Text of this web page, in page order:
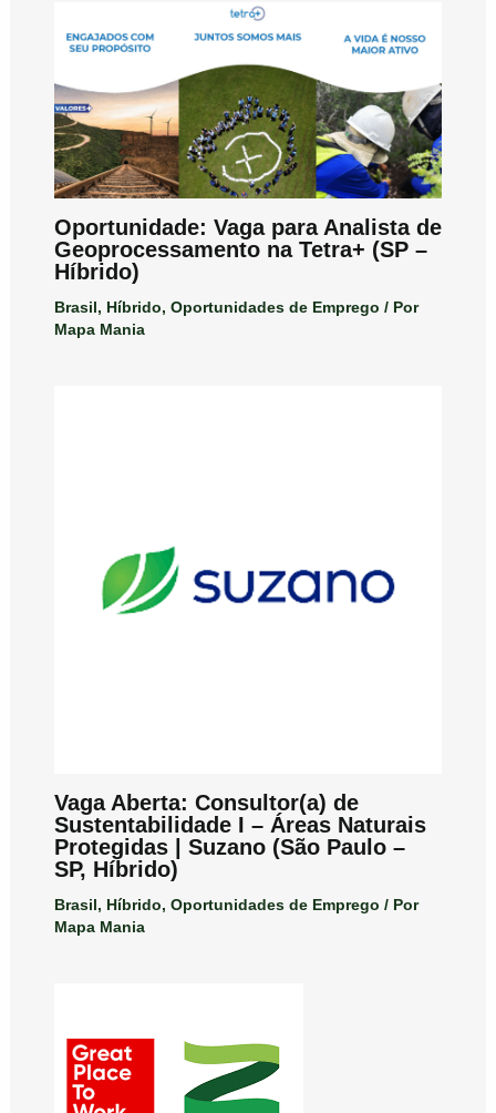
Oportunidade: Vaga para Analista de
Geoprocessamento na Tetra+ (SP –
Híbrido)
Brasil, Híbrido, Oportunidades de Emprego / Por
Mapa Mania
Vaga Aberta: Consultor(a) de
Sustentabilidade I – Áreas Naturais
Protegidas | Suzano (São Paulo –
SP, Híbrido)
Brasil, Híbrido, Oportunidades de Emprego / Por
Mapa Mania